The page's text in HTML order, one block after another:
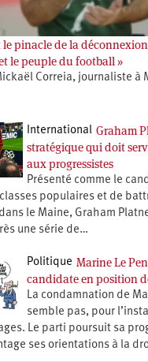
le pinacle de la
le peuple du football »
Correia, journaliste à
International Graham
stratégique qui doit
aux progressistes
Présenté comme le
populaires et de
le Maine, Graham
une série de…
Politique Marine Le
candidate en position
La condamnation de
semble pas, pour
Le parti poursuit sa
ses orientations à la